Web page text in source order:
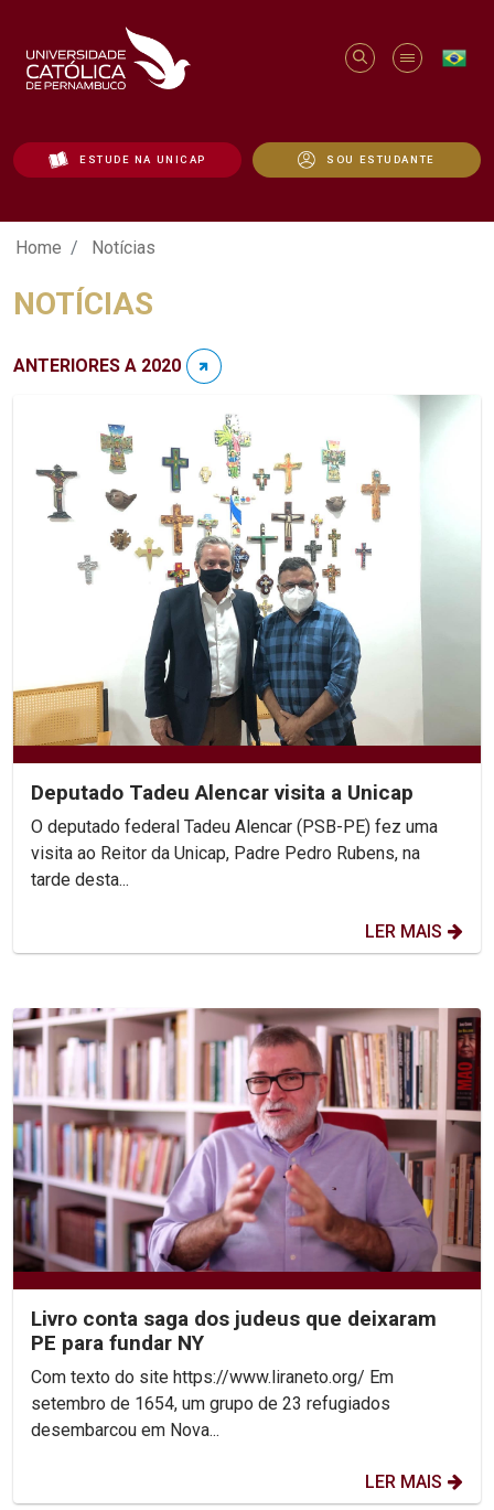
ESTUDE NA UNICAP SOU ESTUDANTE
Notícias - Unicap
Home Notícias
NOTÍCIAS
ANTERIORES A 2020
Deputado Tadeu Alencar visita a Unicap
O deputado federal Tadeu Alencar (PSB-PE) fez uma
visita ao Reitor da Unicap, Padre Pedro Rubens, na
tarde desta...
LER MAIS
Livro conta saga dos judeus que deixaram
PE para fundar NY
Com texto do site https://www.liraneto.org/ Em
setembro de 1654, um grupo de 23 refugiados
desembarcou em Nova...
LER MAIS